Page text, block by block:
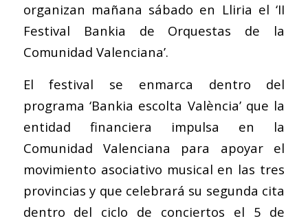
organizan mañana sábado en Lliria el ‘II
Festival Bankia de Orquestas de la
Comunidad Valenciana’.
El festival se enmarca dentro del
programa ‘Bankia escolta València’ que la
entidad financiera impulsa en la
Comunidad Valenciana para apoyar el
movimiento asociativo musical en las tres
provincias y que celebrará su segunda cita
dentro del ciclo de conciertos el 5 de